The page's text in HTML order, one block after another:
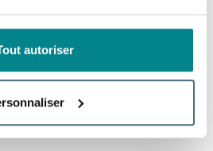
autoriser
1.239,
INK Unlimited lavabo -
100x45x11cm porcelaine
blanc brillant